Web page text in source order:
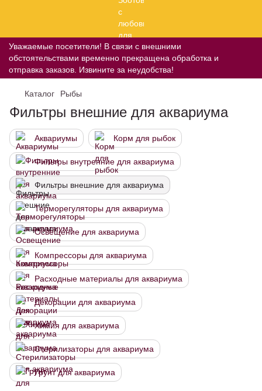
Уважаемые посетители! В связи с внешними
обстоятельствами временно прекращена обработка и
отправка заказов. Извините за неудобства!
Каталог Рыбы
Фильтры внешние для аквариума
Аквариумы Корм для рыбок
Фильтры внутренние для аквариума
Фильтры внешние для аквариума
Терморегуляторы для аквариума
Освещение для аквариума
Компрессоры для аквариума
Расходные материалы для аквариума
Декорации для аквариума
Химия для аквариума
Стерилизаторы для аквариума
Грунт для аквариума